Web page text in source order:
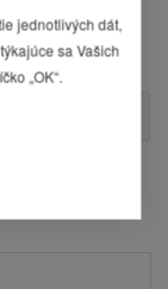
jednotlivých dát,
sa Vašich
„OK“.